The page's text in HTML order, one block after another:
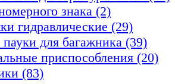
знака (2)
гидравлические (29)
для багажника (39)
приспособления (20)
(83)